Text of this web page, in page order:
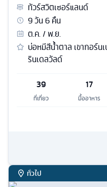
ทัวร์สวิตเซอร์แลนด์
9วัน6คืน
ต.ค. / พ.ย.
บ่อหมีสีน้ำตาล เขากอร์น
รินเดลวัลด์
39
ที่เที่ยว
17
มื้ออาหาร
ทั่วไป